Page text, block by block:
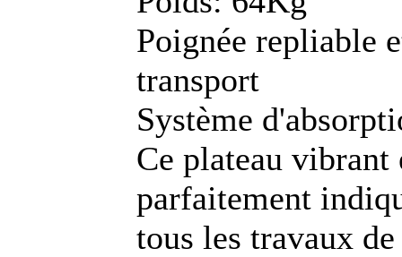
Poignée repliable
transport
Système
Ce plateau
parfaitement
tous les travaux